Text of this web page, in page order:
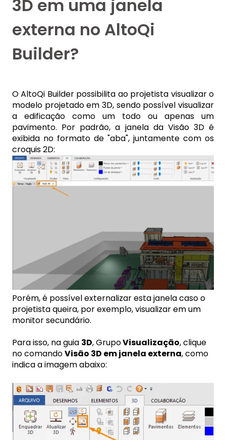
3D em uma janela
externa no AltoQi
Builder?
O AltoQi Builder possibilita ao projetista visualizar o
modelo projetado em 3D, sendo possível visualizar
a edificação como um todo ou apenas um
pavimento. Por padrão, a janela da Visão 3D é
exibida no formato de "aba", juntamente com os
croquis 2D:
Porém, é possível externalizar esta janela caso o
projetista queira, por exemplo, visualizar em um
monitor secundário.
Para isso, na guia 3D, GrupoVisualização, clique
no comandoVisão 3D em janela externa, como
indica a imagem abaixo: